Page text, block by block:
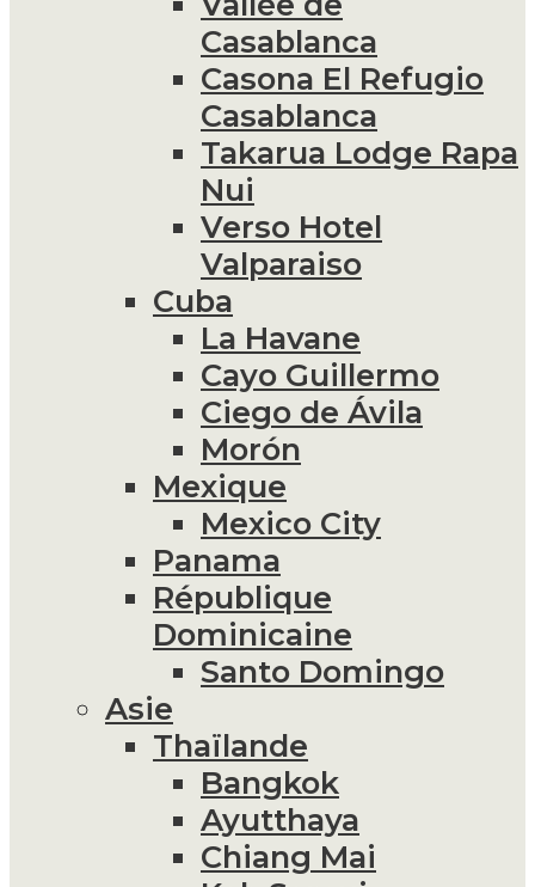
Casablanca
Casona El Refugio
Casablanca
Takarua Lodge Rapa
Nui
Verso Hotel
Valparaiso
Cuba
La Havane
Cayo Guillermo
Ciego de Ávila
Morón
Mexique
Mexico City
Panama
République
Dominicaine
Santo Domingo
Asie
Thaïlande
Bangkok
Ayutthaya
Chiang Mai